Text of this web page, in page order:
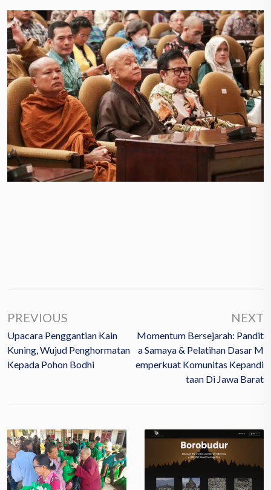
PREVIOUS
Upacara Penggantian Kain
Kuning, Wujud Penghormatan
Kepada Pohon Bodhi
NEXT
Momentum Bersejarah: Pandit
A Samaya & Pelatihan Dasar M
Emperkuat Komunitas Kepandi
Taan Di Jawa Barat